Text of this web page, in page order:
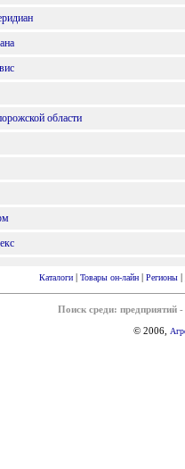
области
Каталоги | Товары он-лайн | Регионы |
Поиск среди: предприятий
© 2006,